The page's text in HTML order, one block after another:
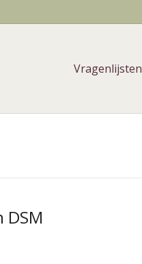
Vragenlijsten
DSM